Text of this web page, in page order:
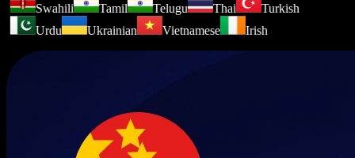
Swahili
Tamil Telugu Thai
Turkish
Urdu
Ukrainian Vietnamese Irish